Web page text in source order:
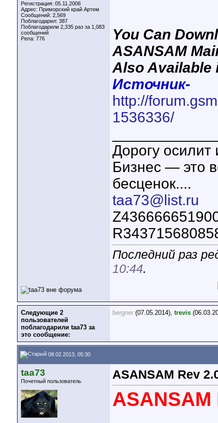
Регистрация: 05.11.2006
Адрес: Приморский край Артем
Сообщений: 2,569
Поблагодарил: 387
Поблагодарили 2,335 раз за 1,083
сообщений
Репа: 776
You Can
ASANSAM
Also Available
Источник-
http://
1536336/
Дорогу
Бизнес — это
бесценок....
taa73@list.ru
Последний раз
10:44.
Следующие 2
пользователей
поблагодарили taa73 за
это сообщение:
bergner (07.05.2014), trevis
08.02.2013, 05:30
taa73
Почетный пользователь ASANSAM Rev
ASANSAM